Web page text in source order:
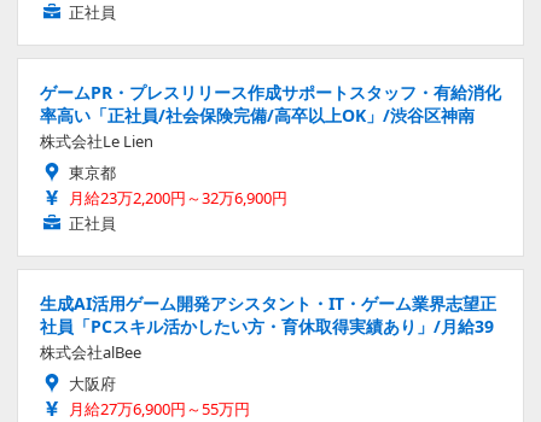
正社員
ゲームPR・プレスリリース作成サポートスタッフ・有給消化
率高い「正社員/社会保険完備/高卒以上OK」/渋谷区神南
株式会社Le Lien
東京都
月給23万2,200円～32万6,900円
正社員
生成AI活用ゲーム開発アシスタント・IT・ゲーム業界志望正
社員「PCスキル活かしたい方・育休取得実績あり」/月給39
株式会社alBee
大阪府
月給27万6,900円～55万円